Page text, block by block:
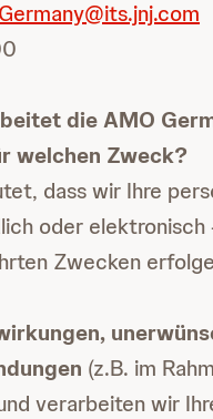
die AMO
welchen Zweck?
dass wir Ihre
oder
Zwecken
(z.B. im
verarbeiten wir